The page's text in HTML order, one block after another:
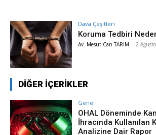
Dava Çeşitleri
Koruma Tedbiri
Av. Mesut Can TARIM - 2
DİĞER İÇERİKLER
Genel
OHAL Döneminde
İhracında Kullanılan
Analizine Dair Rapor